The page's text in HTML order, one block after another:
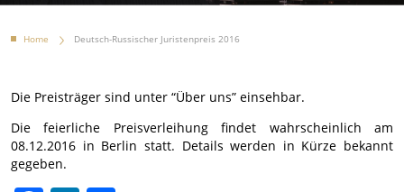
Home Deutsch-Russischer Juristenpreis 2016
Die Preisträger sind unter “Über uns” einsehbar.
Die feierliche Preisverleihung findet wahrscheinlich am
08.12.2016 in Berlin statt. Details werden in Kürze bekannt
gegeben.